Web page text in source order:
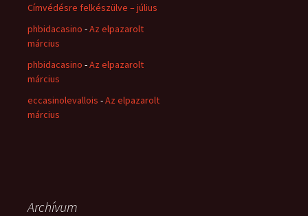
Címvédésre felkészülve – július
phbidacasino -Az elpazarolt
március
phbidacasino -Az elpazarolt
március
eccasinolevallois -Az elpazarolt
március
Archívum